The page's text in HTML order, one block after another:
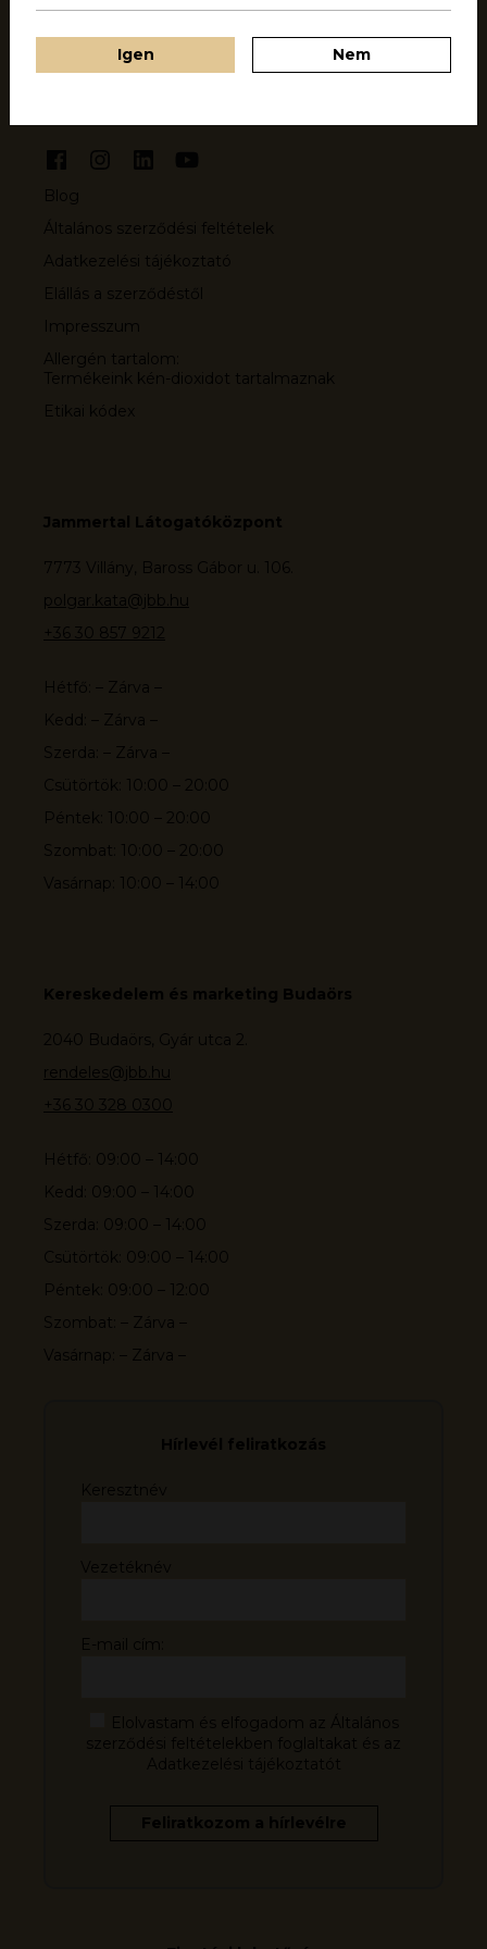
Blog
Általános szerződési feltételek
Adatkezelési tájékoztató
Elállás a szerződéstől
Impresszum
Allergén tartalom:
Termékeink kén-dioxidot tartalmaznak
Etikai kódex
Jammertal Látogatóközpont
7773 Villány, Baross Gábor u. 106.
polgar.kata@jbb.hu
+36 30 857 9212
Hétfő: – Zárva –
Kedd: – Zárva –
Szerda: – Zárva –
Csütörtök: 10:00 – 20:00
Péntek: 10:00 – 20:00
Szombat: 10:00 – 20:00
Vasárnap: 10:00 – 14:00
Kereskedelem és marketing Budaörs
2040 Budaörs, Gyár utca 2.
rendeles@jbb.hu
+36 30 328 0300
Hétfő: 09:00 – 14:00
Kedd: 09:00 – 14:00
Szerda: 09:00 – 14:00
Csütörtök: 09:00 – 14:00
Péntek: 09:00 – 12:00
Szombat: – Zárva –
Vasárnap: – Zárva –
Igen Nem